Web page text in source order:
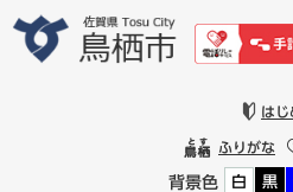
はじ
ふりがな
背景色 白 黒